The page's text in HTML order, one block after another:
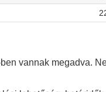
vannak megadva.